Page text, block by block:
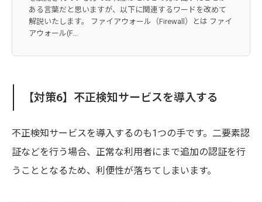
ある言葉だと思いますが、以下に関連するワードを改めて
解説いたします。 ファイアウォール（Firewall）とは ファイ
アウォール(F...
【対策6】不正検知サービスを導入する
不正検知サービスを導入するのも1つの手です。二要素認
証などを行う場合、正常な利用者にまで追加の認証を行
うこととなるため、利便性が落ちてしまいます。